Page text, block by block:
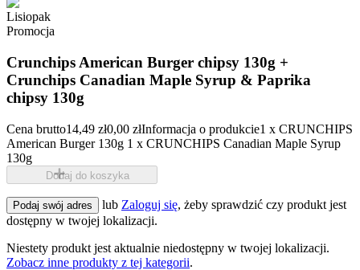
Lisiopak
Promocja
Crunchips American Burger chipsy 130g +
Crunchips Canadian Maple Syrup & Paprika
chipsy 130g
Cena brutto14,49 zł0,00 złInformacja o produkcie1 x CRUNCHIPS
American Burger 130g 1 x CRUNCHIPS Canadian Maple Syrup
130g
Dodaj do koszyka
Podaj swój adres lub Zaloguj się, żeby sprawdzić czy produkt jest
dostępny w twojej lokalizacji.
Niestety produkt jest aktualnie niedostępny w twojej lokalizacji.
Zobacz inne produkty z tej kategorii.